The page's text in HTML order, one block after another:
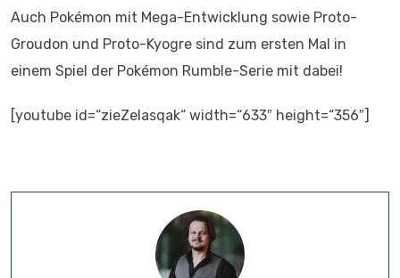
Auch Pokémon mit Mega-Entwicklung sowie Proto-
Groudon und Proto-Kyogre sind zum ersten Mal in
einem Spiel der Pokémon Rumble-Serie mit dabei!
[youtube id=“zieZelasqak“ width=“633″ height=“356″]